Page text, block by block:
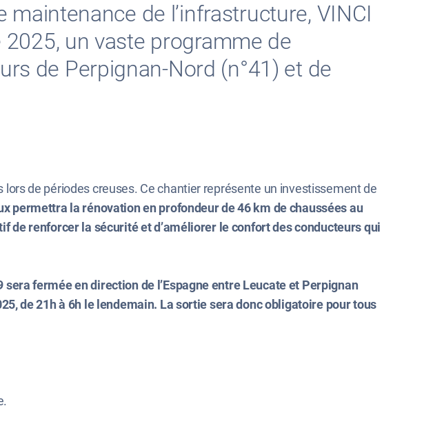
de l’infrastructure, VINCI
2025, un vaste programme de
de Perpignan-Nord (n°41) et de
de périodes creuses. Ce chantier représente un investissement de
permettra la rénovation en profondeur de 46 km de chaussées au
de renforcer la sécurité et d’améliorer le confort des conducteurs qui
fermée en direction de l’Espagne entre Leucate et Perpignan
de 21h à 6h le lendemain. La sortie sera donc obligatoire pour tous